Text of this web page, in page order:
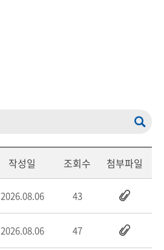
작성일 조회수 첨부파일
2026.08.06 43
2026.08.06 47